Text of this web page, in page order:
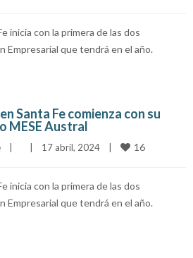
inicia con la primera de las dos
Empresarial que tendrá en el año.
Santa Fe comienza con su
MESE Austral
17 abril, 2024 16
inicia con la primera de las dos
Empresarial que tendrá en el año.